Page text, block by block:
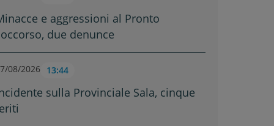
e aggressioni al Pronto
due denunce
08/2026 13:44
sulla Provinciale Sala, cinque